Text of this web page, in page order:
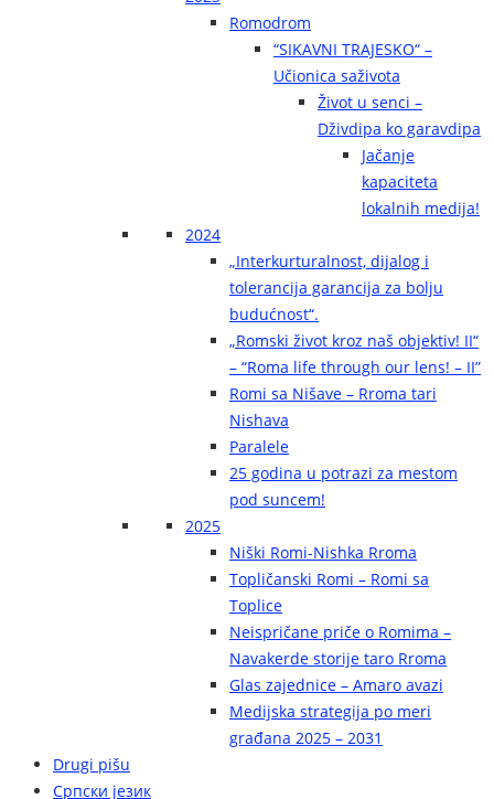
Romodrom
“SIKAVNI TRAJESKO“ –
Učionica saživota
Život u senci –
Dživdipa ko garavdipa
Jačanje
kapaciteta
lokalnih medija!
2024
„Interkurturalnost, dijalog i
tolerancija garancija za bolju
budućnost“.
„Romski život kroz naš objektiv! II“
– “Roma life through our lens! – II”
Romi sa Nišave – Rroma tari
Nishava
Paralele
25 godina u potrazi za mestom
pod suncem!
2025
Niški Romi-Nishka Rroma
Topličanski Romi – Romi sa
Toplice
Neispričane priče o Romima –
Navakerde storije taro Rroma
Glas zajednice – Amaro avazi
Medijska strategija po meri
građana 2025 – 2031
Drugi pišu
Српски језик